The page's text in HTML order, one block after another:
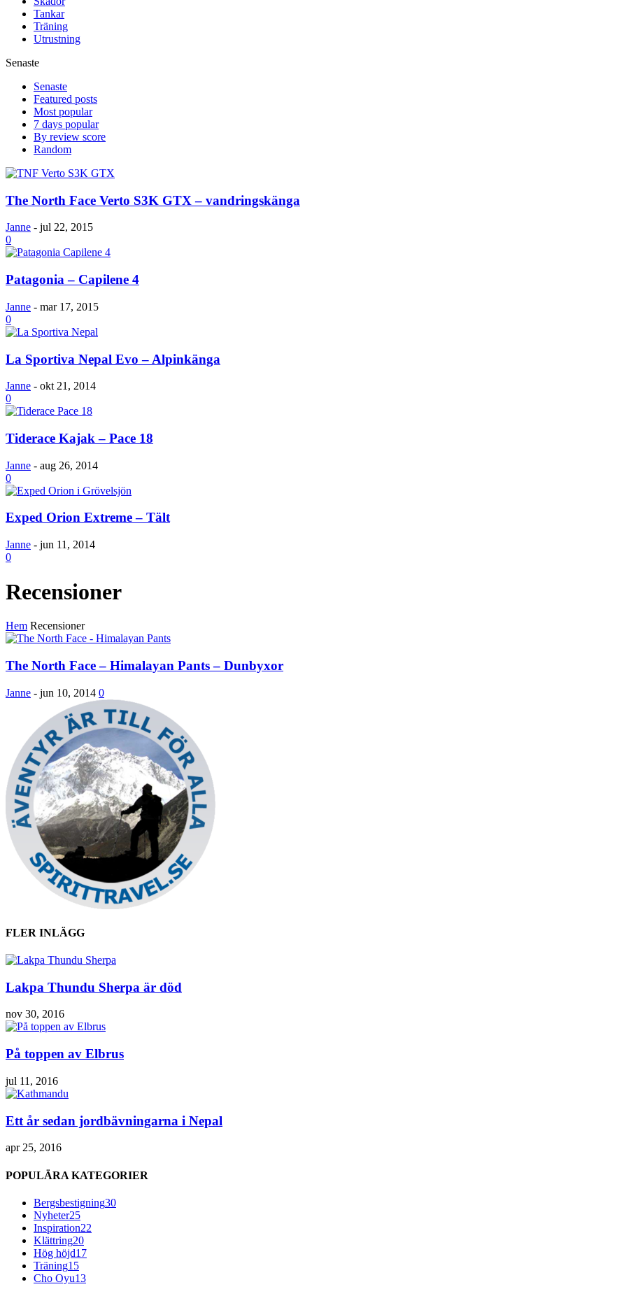
Tankar
Träning
Utrustning
Senaste
Senaste
Featured posts
Most popular
7 days popular
By review score
Random
The North Face Verto S3K GTX – vandringskänga
Janne - jul 22, 2015
0
Patagonia – Capilene 4
Janne - mar 17, 2015
0
La Sportiva Nepal Evo – Alpinkänga
Janne - okt 21, 2014
0
Tiderace Kajak – Pace 18
Janne - aug 26, 2014
0
Exped Orion Extreme – Tält
Janne - jun 11, 2014
0
Recensioner
Hem Recensioner
The North Face – Himalayan Pants – Dunbyxor
Janne - jun 10, 2014 0
FLER INLÄGG
Lakpa Thundu Sherpa är död
nov 30, 2016
På toppen av Elbrus
jul 11, 2016
Ett år sedan jordbävningarna i Nepal
apr 25, 2016
POPULÄRA KATEGORIER
Bergsbestigning30
Nyheter25
Inspiration22
Klättring20
Hög höjd17
Träning15
Cho Oyu13